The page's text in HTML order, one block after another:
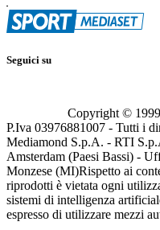
Seguici su
Copyright ©
P.Iva 03976881007 - Tutti i
Mediamond S.p.A. - RTI
Amsterdam (Paesi Bassi) -
Monzese (MI)Rispetto ai
riprodotti è vietata ogni
sistemi di intelligenza
espresso di utilizzare mezzi